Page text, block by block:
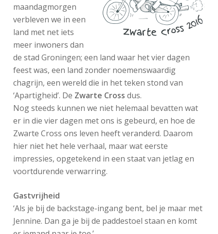
maandagmorgen
verbleven we in een
land met net iets
meer inwoners dan
de stad Groningen; een land waar het vier dagen
feest was, een land zonder noemenswaardig
chagrijn, een wereld die in het teken stond van
‘Apartigheid’. De Zwarte Cross dus.
Nog steeds kunnen we niet helemaal bevatten wat
er in die vier dagen met ons is gebeurd, en hoe de
Zwarte Cross ons leven heeft veranderd. Daarom
hier niet het hele verhaal, maar wat eerste
impressies, opgetekend in een staat van jetlag en
voortdurende verwarring.
Gastvrijheid
‘Als je bij de backstage-ingang bent, bel je maar met
Jennine. Dan ga je bij de paddestoel staan en komt